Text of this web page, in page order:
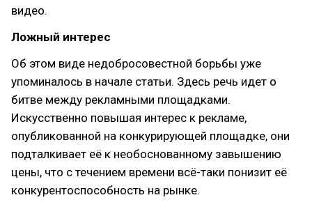
видео.
Ложный интерес
Об этом виде недобросовестной борьбы уже
упоминалось в начале статьи. Здесь речь идет о
битве между рекламными площадками.
Искусственно повышая интерес к рекламе,
опубликованной на конкурирующей площадке, они
подталкивает её к необоснованному завышению
цены, что с течением времени всё-таки понизит её
конкурентоспособность на рынке.